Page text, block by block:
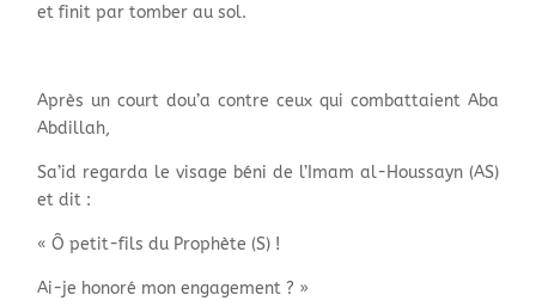
et finit par tomber au sol.
Après un court dou’a contre ceux qui combattaient Aba
Abdillah,
Sa’id regarda le visage béni de l’Imam al-Houssayn (AS)
et dit :
« Ô petit-fils du Prophète (S) !
Ai-je honoré mon engagement ? »